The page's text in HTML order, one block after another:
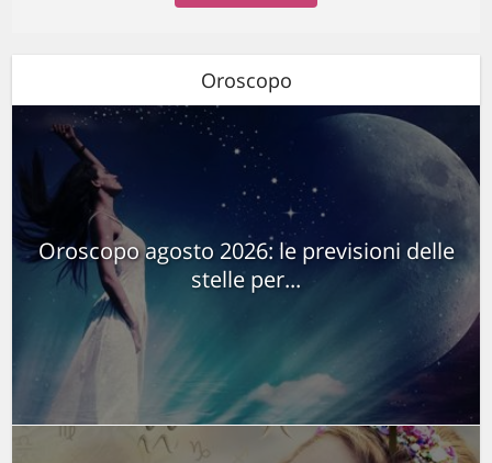
Oroscopo
Oroscopo agosto 2026: le previsioni delle
stelle per...